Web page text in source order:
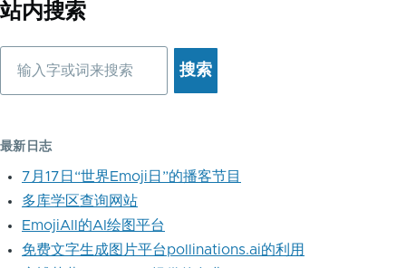
站内搜索
最新日志
7月17日“世界Emoji日”的播客节目
多库学区查询网站
EmojiAll的AI绘图平台
免费文字生成图片平台pollinations.ai的利用